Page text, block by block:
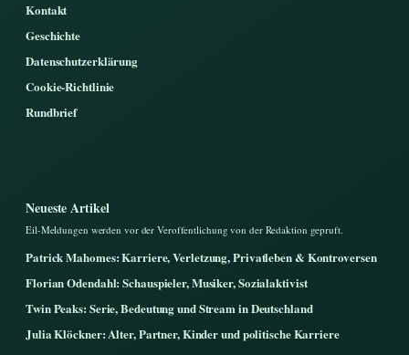
Kontakt
Geschichte
Datenschutzerklärung
Cookie-Richtlinie
Rundbrief
Neueste Artikel
Eil-Meldungen werden vor der Veroffentlichung von der Redaktion gepruft.
Patrick Mahomes: Karriere, Verletzung, Privatleben & Kontroversen
Florian Odendahl: Schauspieler, Musiker, Sozialaktivist
Twin Peaks: Serie, Bedeutung und Stream in Deutschland
Julia Klöckner: Alter, Partner, Kinder und politische Karriere